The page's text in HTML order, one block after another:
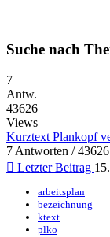
Suche nach
7
Antw.
43626
Views
Kurztext Plankopf
7 Antworten /
Letzter Beitrag
arbeitsplan
bezeichnung
ktext
plko